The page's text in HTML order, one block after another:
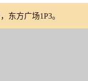
东方广场1P3。